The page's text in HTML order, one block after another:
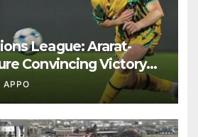
League: Ararat-
Convincing Victory
Rovers 2-0
APPO